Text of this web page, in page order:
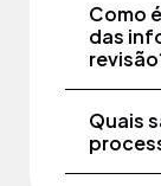
Como
das
Quais